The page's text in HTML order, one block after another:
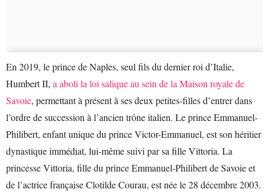
En 2019, le prince de Naples, seul fils du dernier roi d’Italie,
Humbert II, a aboli la loi salique au sein de la Maison royale de
Savoie, permettant à présent à ses deux petites-filles d’entrer dans
l’ordre de succession à l’ancien trône italien. Le prince Emmanuel-
Philibert, enfant unique du prince Victor-Emmanuel, est son héritier
dynastique immédiat, lui-même suivi par sa fille Vittoria. La
princesse Vittoria, fille du prince Emmanuel-Philibert de Savoie et
de l’actrice française Clotilde Courau, est née le 28 décembre 2003.